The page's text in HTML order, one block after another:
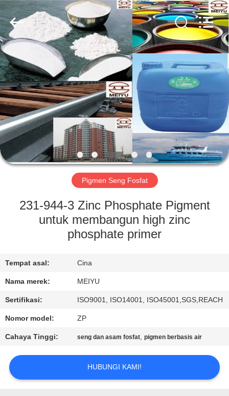
RUMAH
PRODUK
VIDEO
TENTANG
KAMI
TUR
PABRIK
KUALITAS
HUBUNGI
KAMI
KUTIPAN
co.,ltd.
All
Rights
Reserved.
Developed
by
ECER
Pigmen Seng Fosfat
231-944-3 Zinc Phosphate Pigment
untuk membangun high zinc
phosphate primer
Tempat asal: Cina
Nama merek: MEIYU
Sertifikasi: ISO9001, ISO14001, ISO45001,SGS,REACH
Nomor model: ZP
Cahaya Tinggi: seng dan asam fosfat,pigmen berbasis air
HUBUNGI KAMI!